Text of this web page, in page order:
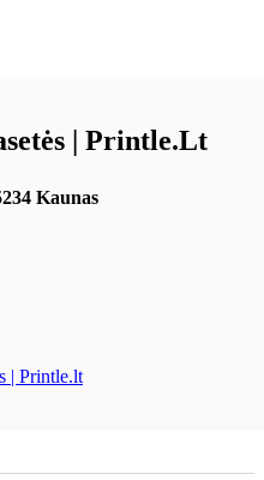
| Printle.lt
Kaunas
| Printle.lt